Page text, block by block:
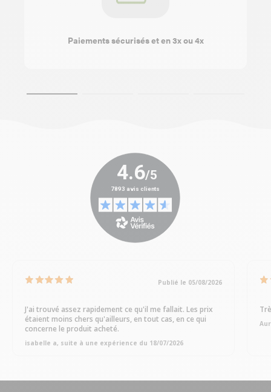
Paiements sécurisés et en 3x ou 4x
Publié le 05/08/2026
J'ai trouvé assez rapidement ce qu'il me fallait. Les prix
étaient moins chers qu'ailleurs, en tout cas, en ce qui
concerne le produit acheté.
isabelle a, suite à une expérience du 18/07/2026